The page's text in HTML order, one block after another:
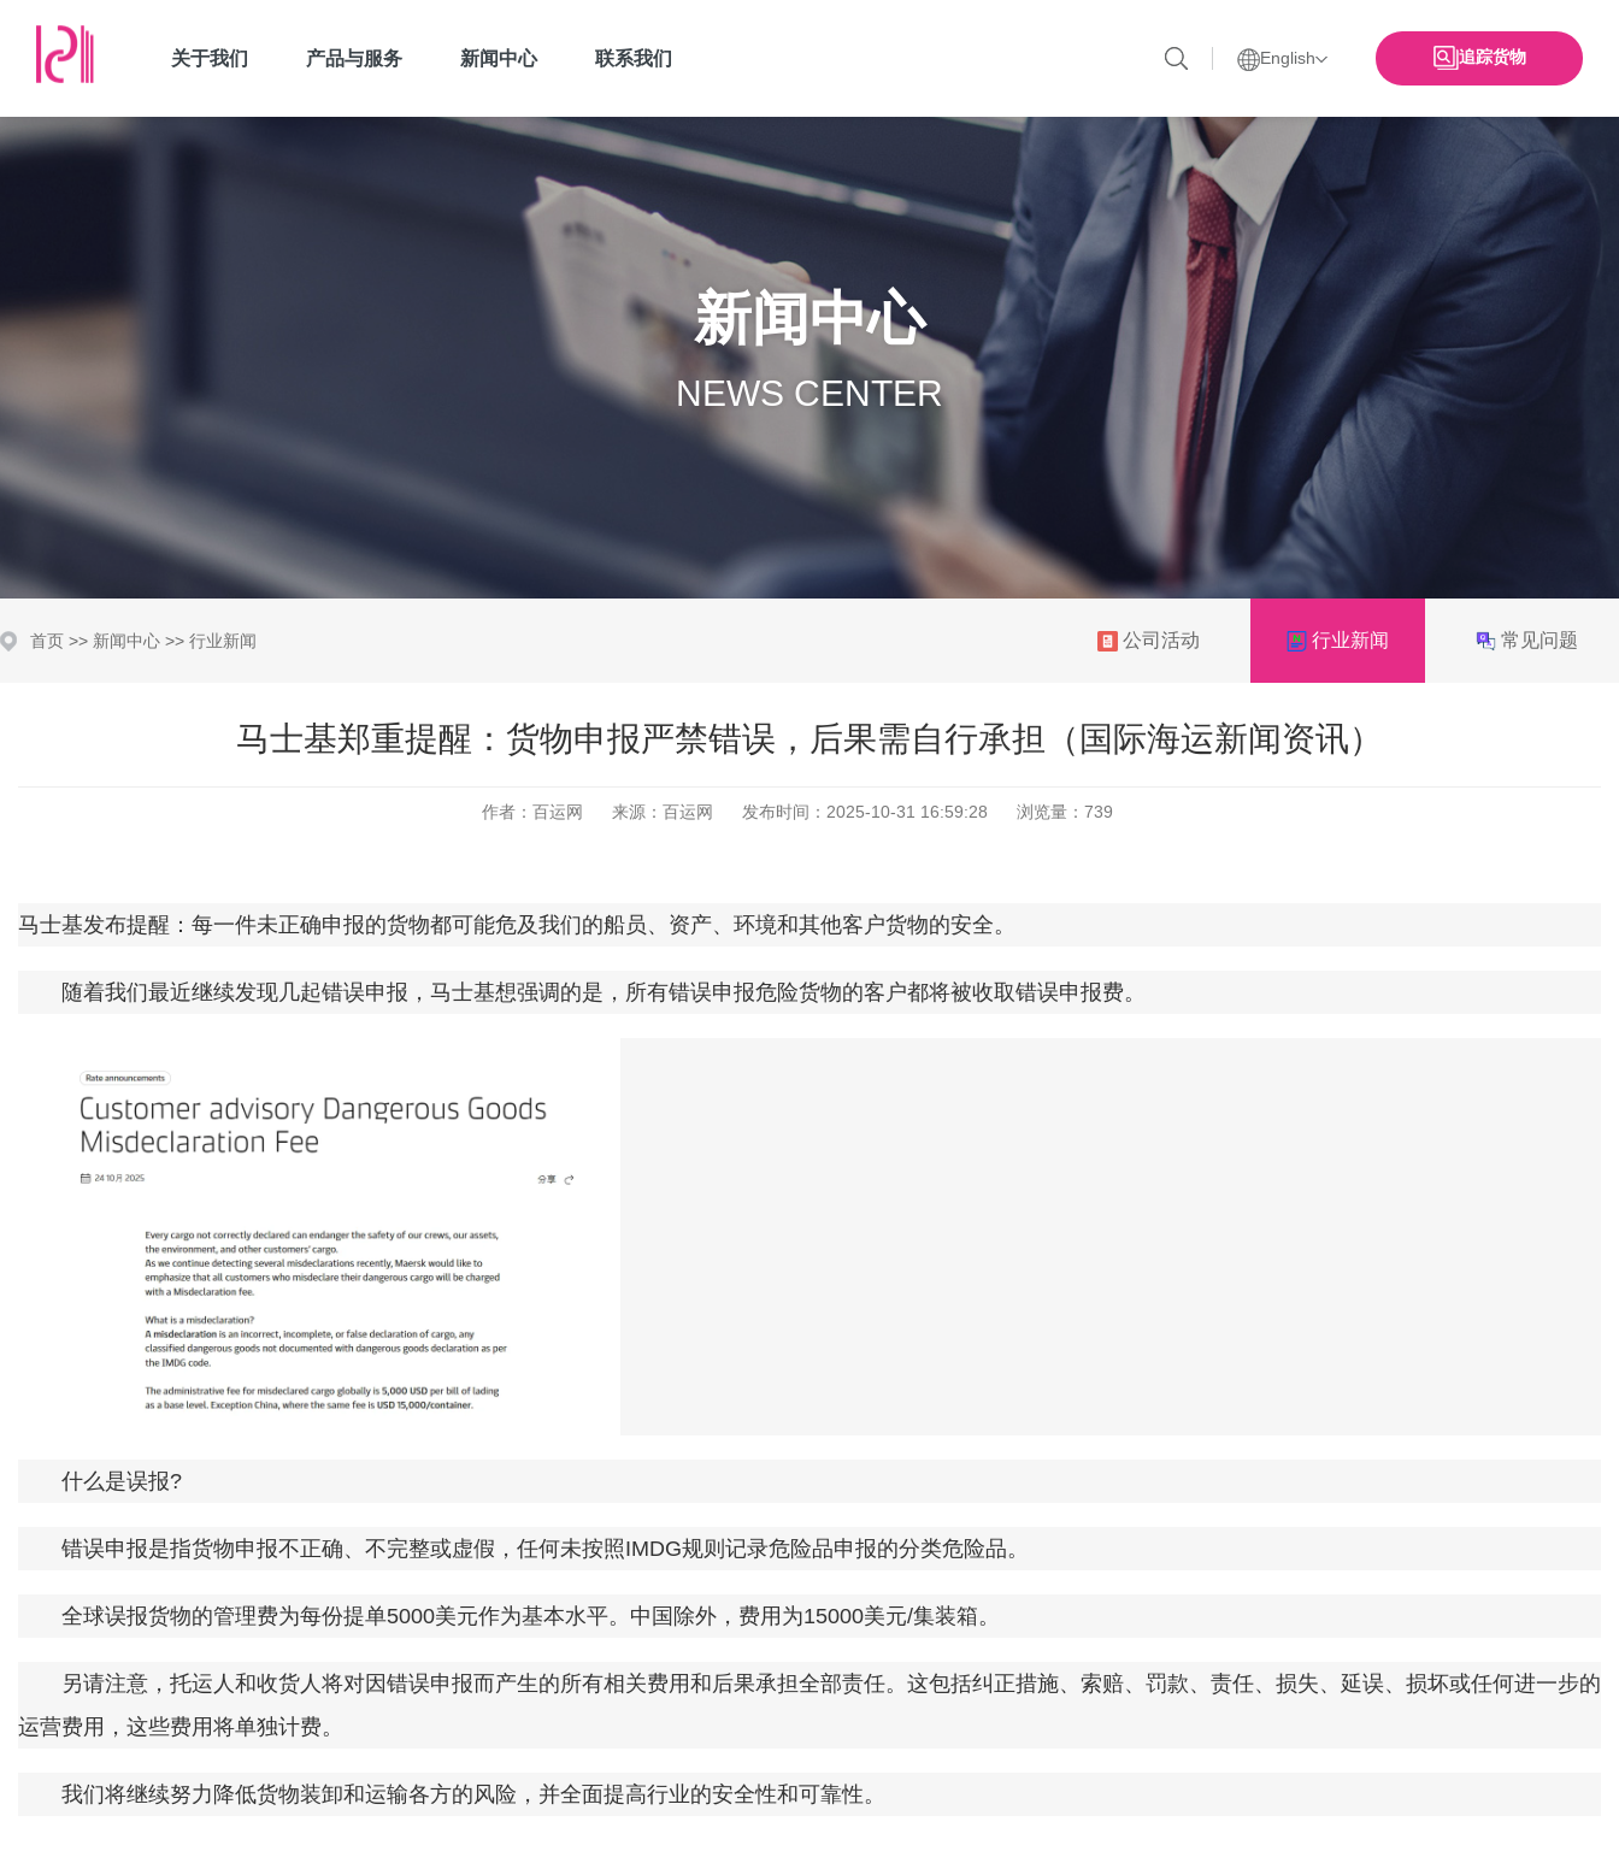
关于我们 产品与服务 新闻中心 联系我们 English 追踪货物
新闻中心
NEWS CENTER
首页 >> 新闻中心 >> 行业新闻 公司活动 行业新闻 常见问题
马士基郑重提醒：货物申报严禁错误，后果需自行承担（国际海运新闻资讯）
作者：百运网 来源：百运网 发布时间： 2025-10-31 16:59:28 浏览量： 739
马士基发布提醒：每一件未正确申报的货物都可能危及我们的船员、资产、环境和其他客户货物的安全。
随着我们最近继续发现几起错误申报，马士基想强调的是，所有错误申报危险货物的客户都将被收取错误申报费。
什么是误报?
错误申报是指货物申报不正确、不完整或虚假，任何未按照IMDG规则记录危险品申报的分类危险品。
全球误报货物的管理费为每份提单5000美元作为基本水平。中国除外，费用为15000美元/集装箱。
另请注意，托运人和收货人将对因错误申报而产生的所有相关费用和后果承担全部责任。这包括纠正措施、索赔、罚款、责任、损失、延误、损坏或任何进一步的
运营费用，这些费用将单独计费。
我们将继续努力降低货物装卸和运输各方的风险，并全面提高行业的安全性和可靠性。